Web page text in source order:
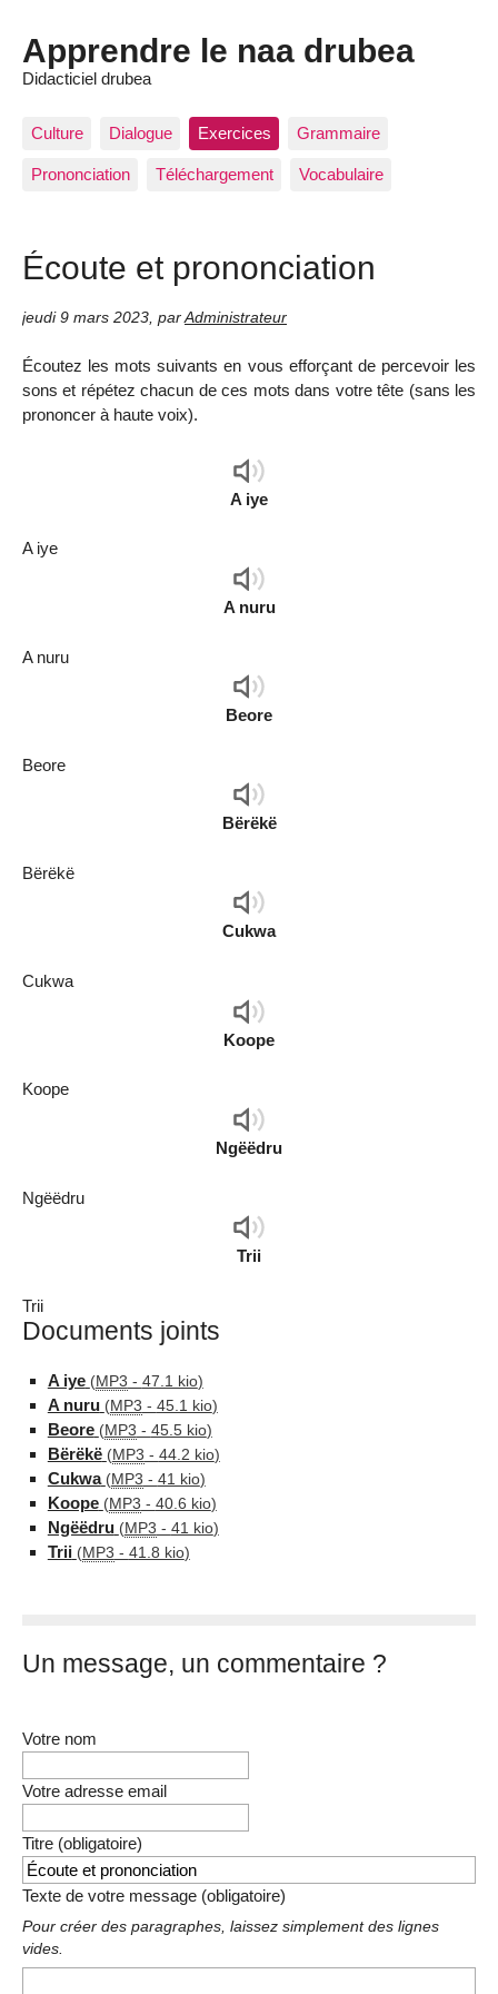
Apprendre le naa drubea
Didacticiel drubea
Culture Dialogue Exercices Grammaire
Prononciation Téléchargement Vocabulaire
Écoute et prononciation
jeudi 9 mars 2023 par Administrateur
Écoutez les mots suivants en vous efforçant de percevoir les
sons et répétez chacun de ces mots dans votre tête (sans les
prononcer à haute voix).
Audio
Player
A iye
A iye
Audio
Player
A nuru
A nuru
Audio
Player
Beore
Beore
Audio
Player
Bërëkë
Bërëkë
Audio
Player
Cukwa
Cukwa
Audio
Player
Koope
Koope
Audio
Player
Ngëëdru
Ngëëdru
Audio
Player
Trii
Trii
Documents joints
A iye (MP3 - 47.1 kio)
A nuru (MP3 - 45.1 kio)
Beore (MP3 - 45.5 kio)
Bërëkë (MP3 - 44.2 kio)
Cukwa (MP3 - 41 kio)
Koope (MP3 - 40.6 kio)
Ngëëdru (MP3 - 41 kio)
Trii (MP3 - 41.8 kio)
Un message, un commentaire ?
Votre nom
Votre adresse email
Titre (obligatoire)
Texte de votre message (obligatoire)
Pour créer des paragraphes, laissez simplement des lignes
vides.